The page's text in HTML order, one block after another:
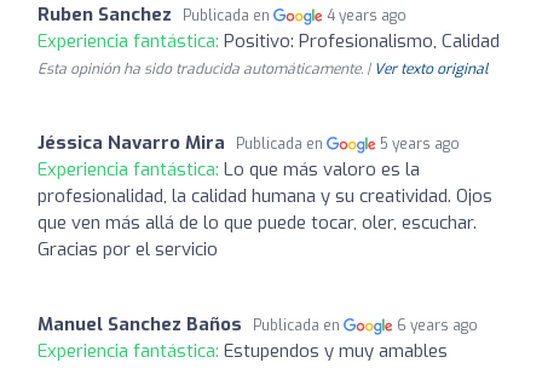
Ruben Sanchez Publicada en 4 years ago
Experiencia fantástica: Positivo: Profesionalismo, Calidad
Esta opinión ha sido traducida automáticamente. | Ver texto original
Jéssica Navarro Mira Publicada en 5 years ago
Experiencia fantástica: Lo que más valoro es la
profesionalidad, la calidad humana y su creatividad. Ojos
que ven más allá de lo que puede tocar, oler, escuchar.
Gracias por el servicio
Manuel Sanchez Baños Publicada en 6 years ago
Experiencia fantástica: Estupendos y muy amables